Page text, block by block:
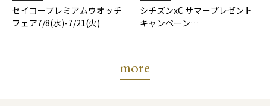
セイコープレミアムウオッチ
フェア7/8(水)-7/21(火)
シチズンxC サマープレゼント
キャンペーン
more